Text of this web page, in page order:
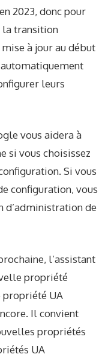
2023, donc pour
la transition
à jour au début
automatiquement
leurs
vous aidera à
si vous choisissez
Si vous
configuration, vous
d’administration de
l’assistant
propriété
propriété UA
Il convient
propriétés
UA